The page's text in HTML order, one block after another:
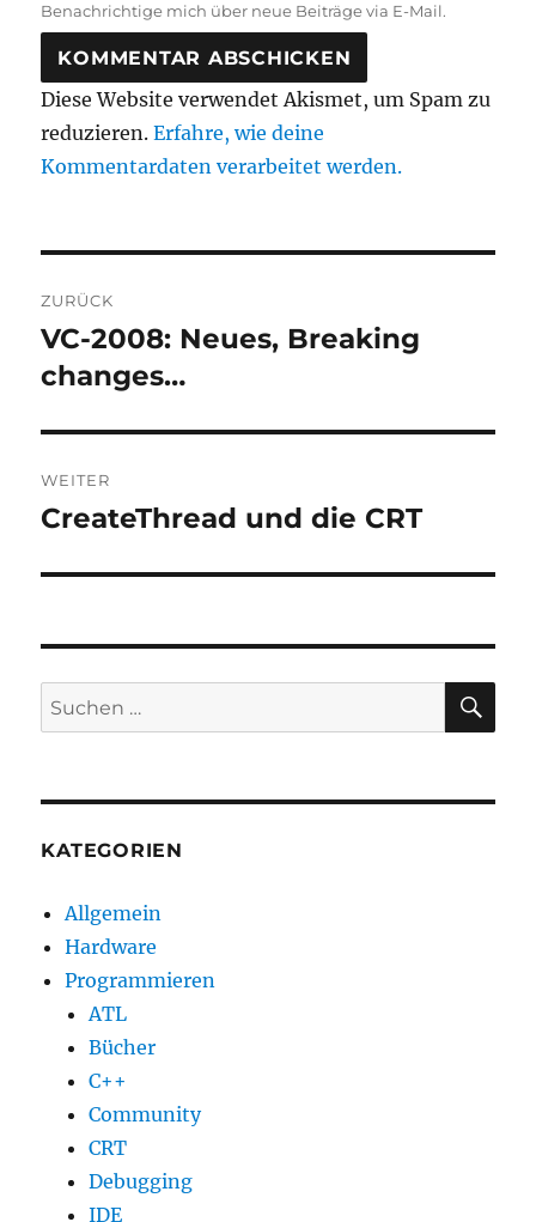
Benachrichtige mich über neue Beiträge via E-Mail.
Diese Website verwendet Akismet, um Spam zu
reduzieren.Erfahre, wie deine
Kommentardaten verarbeitet werden.
ZURÜCK
Vorheriger
Beitrag:
VC-2008: Neues, Breaking
changes…
WEITER
Nächster
CreateThread und die CRT
Suchen
nach:
KATEGORIEN
Allgemein
Hardware
Programmieren
ATL
Bücher
C++
Community
CRT
Debugging
IDE